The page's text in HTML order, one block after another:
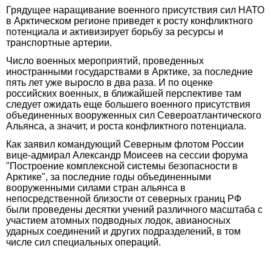
Грядущее наращивание военного присутствия сил НАТО
в Арктическом регионе приведет к росту конфликтного
потенциала и активизирует борьбу за ресурсы и
транспортные артерии.
Число военных мероприятий, проведенных
иностранными государствами в Арктике, за последние
пять лет уже выросло в два раза. И по оценке
российских военных, в ближайшей перспективе там
следует ожидать еще большего военного присутствия
объединенных вооруженных сил Североатлантического
Альянса, а значит, и роста конфликтного потенциала.
Как заявил командующий Северным флотом России
вице-адмирал Александр Моисеев на сессии форума
"Построение комплексной системы безопасности в
Арктике", за последние годы объединенными
вооруженными силами стран альянса в
непосредственной близости от северных границ РФ
были проведены десятки учений различного масштаба с
участием атомных подводных лодок, авианосных
ударных соединений и других подразделений, в том
числе сил специальных операций.